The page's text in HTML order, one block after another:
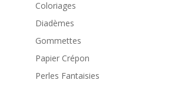
Coloriages
Diadèmes
Gommettes
Papier Crépon
Perles Fantaisies